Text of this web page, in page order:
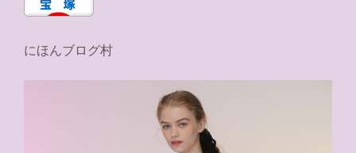
にほんブログ村